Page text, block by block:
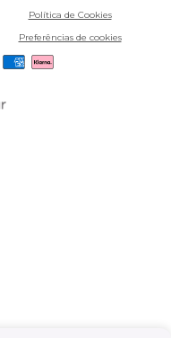
Política de Cookies
Preferências de cookies